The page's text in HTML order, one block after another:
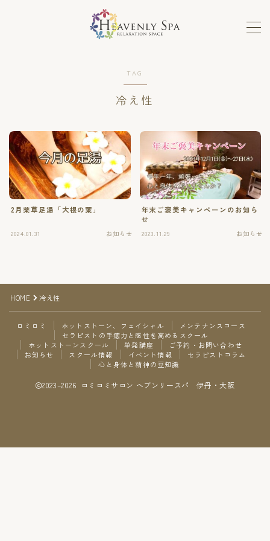
メンテナンスコース
セラピストの手癒力と感性を高めるスクール
ご予約・お問い合わせ
お知らせ
スクール情報
イベント情報
Follow Me
TAG
冷え性
2月薬草足湯「大根の葉」
2024.01.31 お知らせ
年末ご褒美キャンペーンのお知ら
せ
2023.11.29 お知らせ
HOME 冷え性
ロミロミ ホットストーン、フェイシャル
メンテナンスコース
セラピストの手癒力と感性を高めるスクール
ホットストーンスクール
単発講座
ご予約・お問い合わせ
お知らせ
スクール情報 イベント情報
セラピストコラム
心と身体と精神の豆知識
2023–2026 ロミロミサロン ヘブンリースパ 伊丹・大阪